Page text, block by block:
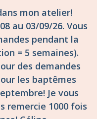
mon atelier!
au 03/09/26. Vous
pendant la
= 5 semaines).
des demandes
les baptêmes
Je vous
remercie 1000 fois